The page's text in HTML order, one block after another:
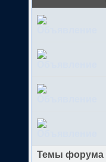
Темы форума